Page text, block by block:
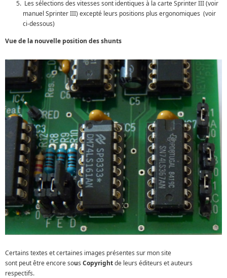
Les sélections des vitesses sont identiques à la carte Sprinter III (voir
manuel Sprinter III) excepté leurs positions plus ergonomiques (voir
ci-dessous)
Vue de la nouvelle position des shunts
Certains textes et certaines images présentes sur mon site
sont peut être encore sous Copyrightde leurs éditeurs et auteurs
respectifs.